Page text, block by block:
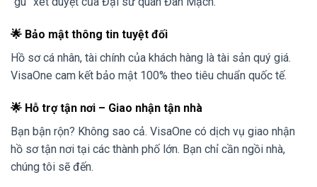
🌟 Bảo mật thông tin tuyệt đối
Hồ sơ cá nhân, tài chính của khách hàng là tài sản quý giá.
VisaOne cam kết bảo mật 100% theo tiêu chuẩn quốc tế.
🌟 Hỗ trợ tận nơi – Giao nhận tận nhà
Bạn bận rộn? Không sao cả. VisaOne có dịch vụ giao nhận
hồ sơ tận nơi tại các thành phố lớn. Bạn chỉ cần ngồi nhà,
chúng tôi sẽ đến.